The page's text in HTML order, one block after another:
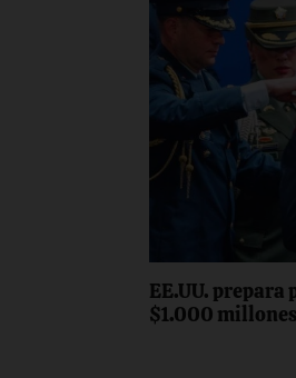
EE.UU. prepara
$1.000